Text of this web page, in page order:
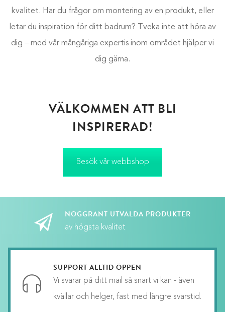
kvalitet. Har du frågor om montering av en produkt, eller
letar du inspiration för ditt badrum? Tveka inte att höra av
dig – med vår mångåriga expertis inom området hjälper vi
dig gärna.
VÄLKOMMEN ATT BLI
INSPIRERAD!
Besök vår webbshop
NOGGRANT UTVALDA PRODUKTER
av högsta kvalitet
SUPPORT ALLTID ÖPPEN
Vi svarar på ditt mail så snart vi kan - även
kvällar och helger, fast med längre svarstid.